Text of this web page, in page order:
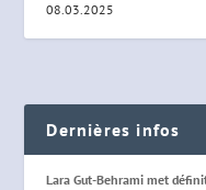
08.03.2025
Dernières infos
Lara Gut-Behrami met